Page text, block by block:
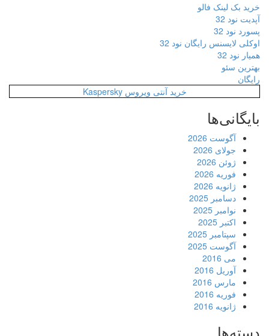
خرید بک لینک فالو
آپدیت نود 32
پسورد نود 32
اوکلی لایسنس رایگان نود 32
همیار نود 32
بهترین سئو
رایگان
خرید آنتی ویروس Kaspersky
بایگانی‌ها
آگوست 2026
جولای 2026
ژوئن 2026
فوریه 2026
ژانویه 2026
دسامبر 2025
نوامبر 2025
اکتبر 2025
سپتامبر 2025
آگوست 2025
می 2016
آوریل 2016
مارس 2016
فوریه 2016
ژانویه 2016
دسته‌ها